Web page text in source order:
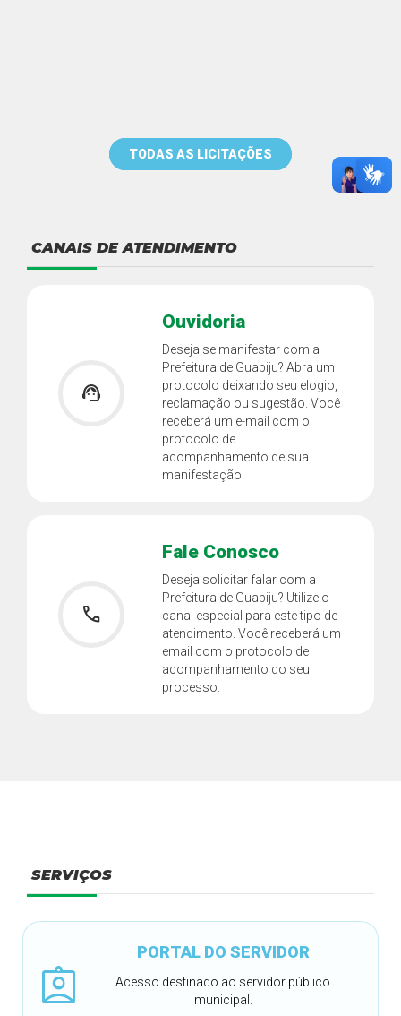
TODAS AS LICITAÇÕES
CANAIS DE ATENDIMENTO
support_agent
Ouvidoria
Deseja se manifestar com a
Prefeitura de Guabiju? Abra um
protocolo deixando seu elogio,
reclamação ou sugestão. Você
receberá um e-mail com o
protocolo de
acompanhamento de sua
manifestação.
phone
Fale Conosco
Deseja solicitar falar com a
Prefeitura de Guabiju? Utilize o
canal especial para este tipo de
atendimento. Você receberá um
email com o protocolo de
acompanhamento do seu
processo.
SERVIÇOS
assignment_ind
PORTAL DO SERVIDOR
Acesso destinado ao servidor público
municipal.